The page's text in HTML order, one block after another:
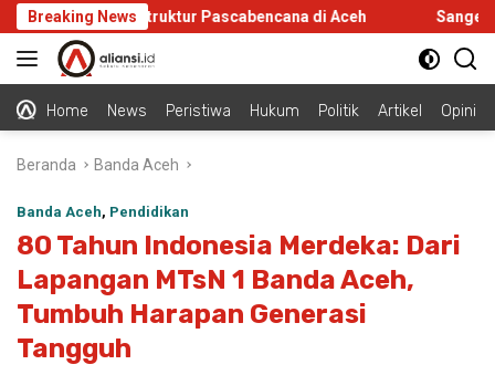
Langsung
ke
konten
Breaking News
Tinjau Infrastruktur Pascabencana di Aceh Sangerday
Home News Peristiwa Hukum Politik Artikel Opini
Beranda Banda Aceh
Banda Aceh, Pendidikan
80 Tahun Indonesia Merdeka: Dari
Lapangan MTsN 1 Banda Aceh,
Tumbuh Harapan Generasi
Tangguh